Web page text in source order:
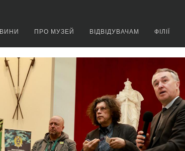
ПРО МУЗЕЙ ВІДВІДУВАЧАМ ФІЛІЇ